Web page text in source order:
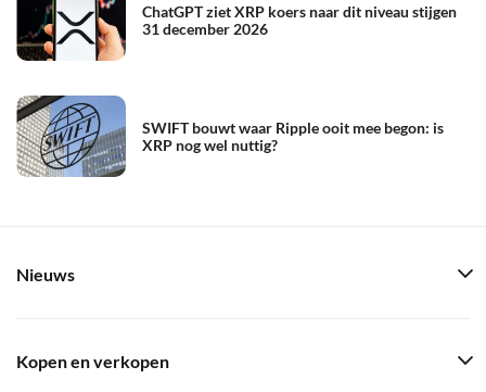
ChatGPT ziet XRP koers naar dit niveau stijgen
31 december 2026
SWIFT bouwt waar Ripple ooit mee begon: is
XRP nog wel nuttig?
Nieuws
Kopen en verkopen